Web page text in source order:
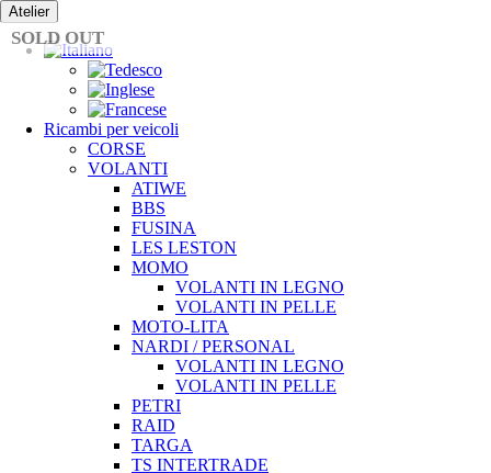
Vai
al
contenuto
Atelier
Ricambi per veicoli
CORSE
VOLANTI
ATIWE
BBS
FUSINA
LES LESTON
MOMO
VOLANTI IN LEGNO
VOLANTI IN PELLE
MOTO-LITA
NARDI / PERSONAL
VOLANTI IN LEGNO
VOLANTI IN PELLE
PETRI
RAID
TARGA
TS INTERTRADE
SOLD OUT